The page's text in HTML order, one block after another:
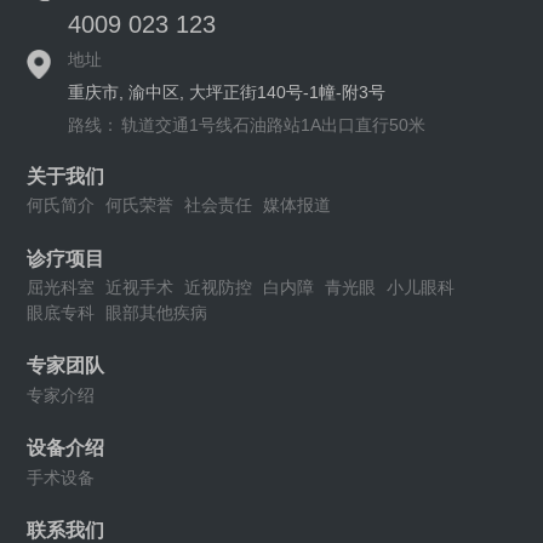
4009 023 123
地址
重庆市, 渝中区, 大坪正街140号-1幢-附3号
路线： 轨道交通1号线石油路站1A出口直行50米
关于我们
何氏简介 何氏荣誉 社会责任 媒体报道
诊疗项目
屈光科室 近视手术 近视防控 白内障 青光眼
小儿眼科
眼底专科
眼部其他疾病
专家团队
专家介绍
设备介绍
手术设备
联系我们